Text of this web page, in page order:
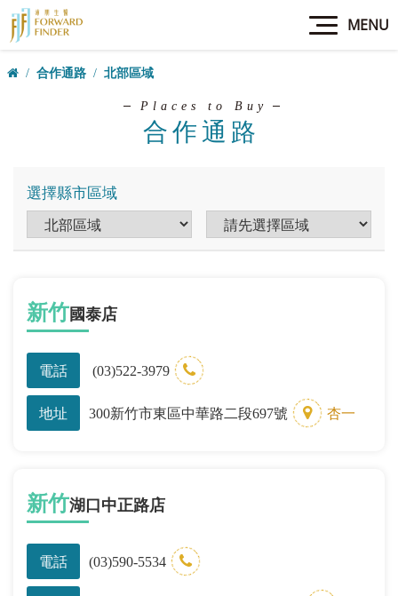
MENU
合作通路 北部區域
Places to Buy
合作通路
選擇縣市區域
新竹國泰店
電話 (03)522-3979
地址 300新竹市東區中華路二段697號 杏一
新竹湖口中正路店
電話 (03)590-5534